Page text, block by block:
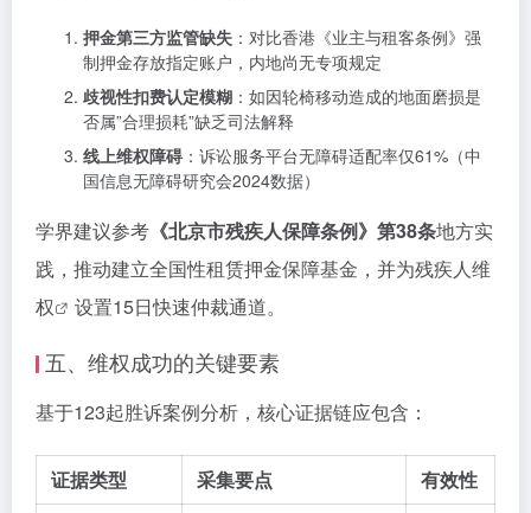
押金第三方监管缺失 ：对比香港《业主与租客条例》强
制押金存放指定账户，内地尚无专项规定
歧视性扣费认定模糊 ：如因轮椅移动造成的地面磨损是
否属”合理损耗”缺乏司法解释
线上维权障碍 ：诉讼服务平台无障碍适配率仅61%（中
国信息无障碍研究会2024数据）
学界建议参考 《北京市残疾人保障条例》第38条地方实
践，推动建立全国性租赁押金保障基金，并为残疾人维
权
设置15日快速仲裁通道。
五、维权成功的关键要素
基于123起胜诉案例分析，核心证据链应包含：
证据类型 采集要点 有效性